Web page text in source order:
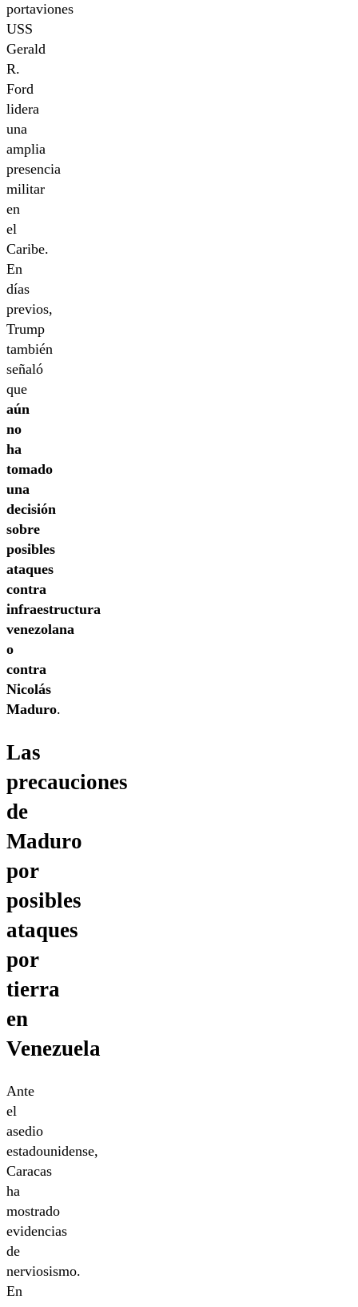
portaviones
USS
Gerald
R.
Ford
lidera
una
amplia
presencia
militar
en
el
Caribe.
En
días
previos,
Trump
también
señaló
que
aún
no
ha
tomado
una
decisión
sobre
posibles
ataques
contra
infraestructura
venezolana
o
contra
Nicolás
Maduro.
Las
precauciones
de
Maduro
por
posibles
ataques
por
tierra
en
Venezuela
Ante
el
asedio
estadounidense,
Caracas
ha
mostrado
evidencias
de
nerviosismo.
En